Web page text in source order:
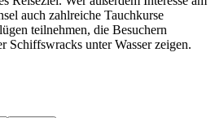
auch zahlreiche Tauchkurse
teilnehmen, die Besuchern
Schiffswracks unter Wasser zeigen.